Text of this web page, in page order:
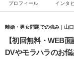
プロフィール インタ
離婚・男女問題での強み | 山
【初回無料・WEB
DVやモラハラのお